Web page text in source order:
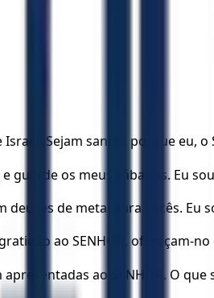
Sejam santos porque eu, o
guarde os meus sábados. Eu
deuses de metal para vocês. Eu
ao SENHOR, ofereçam-
apresentadas ao SENHOR. O